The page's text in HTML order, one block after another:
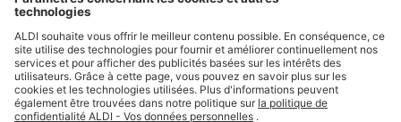
Suivez ALDI Belgique